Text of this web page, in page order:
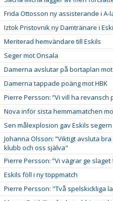
Frida Ottosson ny assisterande i A-
Iztok Pristovnik ny Damtränare i
Meriterad hemvändare till Eskils
Seger mot Onsala
Damerna avslutar på bortaplan
Damerna tappade poäng mot HBK
Pierre Persson: ”Vi vill ha revansch
Nova inför sista hemmamatchen
Sen målexplosion gav Eskils segern
Johanna Olsson: ”Viktigt avsluta
klubb och oss själva"
Pierre Persson: ”Vi vägrar ge
Eskils föll i ny toppmatch
Pierre Persson: "Två spelskickliga